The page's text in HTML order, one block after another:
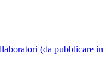
(da pubblicare in